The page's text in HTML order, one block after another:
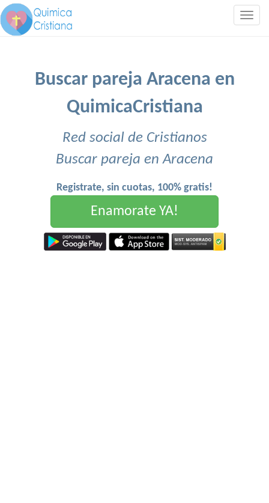
Buscar pareja Aracena en
QuimicaCristiana
Red social de Cristianos
Buscar pareja en Aracena
Registrate, sin cuotas, 100% gratis!
Enamorate YA!